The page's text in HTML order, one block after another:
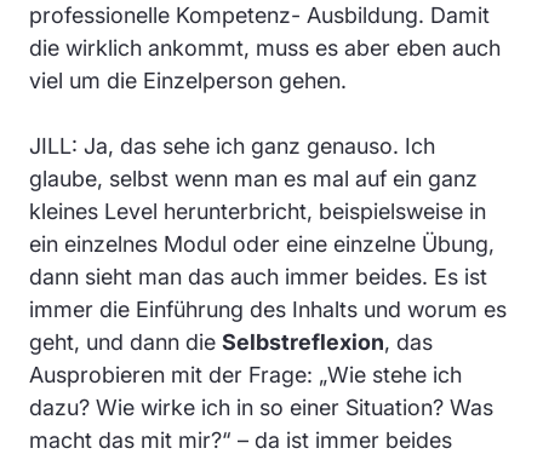
professionelle Kompetenz- Ausbildung. Damit
die wirklich ankommt, muss es aber eben auch
viel um die Einzelperson gehen.
JILL: Ja, das sehe ich ganz genauso. Ich
glaube, selbst wenn man es mal auf ein ganz
kleines Level herunterbricht, beispielsweise in
ein einzelnes Modul oder eine einzelne Übung,
dann sieht man das auch immer beides. Es ist
immer die Einführung des Inhalts und worum es
geht, und dann die Selbstreflexion, das
Ausprobieren mit der Frage: „Wie stehe ich
dazu? Wie wirke ich in so einer Situation? Was
macht das mit mir?“ – da ist immer beides